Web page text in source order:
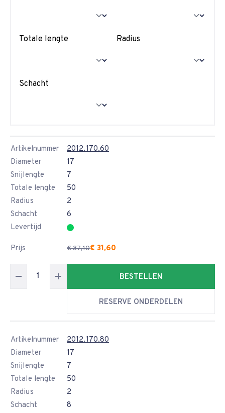
Totale lengte Radius
Schacht
Artikelnummer
2012.170.60
Diameter
17
Snijlengte
7
Totale lengte
50
Radius
2
Schacht
6
Levertijd
Prijs € 37,10€ 31,60
BESTELLEN
RESERVE ONDERDELEN
Artikelnummer
2012.170.80
Diameter
17
Snijlengte
7
Totale lengte
50
Radius
2
Schacht
8